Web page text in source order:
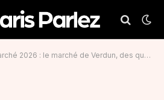
: le marché de Verdun, des quiches aux madeleines